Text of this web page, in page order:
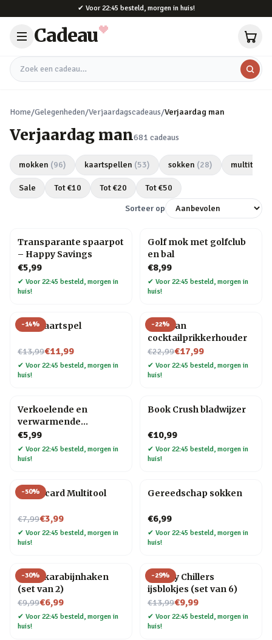
✔ Voor 22:45 besteld, morgen in huis!
Cadeau
Zoek een cadeau
Home/Gelegenheden/Verjaardagscadeaus/Verjaardag man
Verjaardag man681 cadeaus
mokken (96) kaartspellen (53) sokken (28) multitools
Sale Tot €10 Tot €20 Tot €50
Sorteer op
Transparante spaarpot
– Happy Savings
€5,99
✔ Voor 22:45 besteld, morgen in
huis!
Golf mok met golfclub
en bal
€8,99
✔ Voor 22:45 besteld, morgen in
huis!
-14%
Bier kaartspel
€13,99
Nu voor€11,99
✔ Voor 22:45 besteld, morgen in
huis!
-22%
Pelikaan
cocktailprikkerhouder
€22,99
Nu voor€17,99
✔ Voor 22:45 besteld, morgen in
huis!
Verkoelende en
verwarmende
hoofdband
€5,99
✔ Voor 22:45 besteld, morgen in
huis!
Book Crush bladwijzer
€10,99
✔ Voor 22:45 besteld, morgen in
huis!
-50%
Creditcard Multitool
€7,99
Nu voor€3,99
✔ Voor 22:45 besteld, morgen in
huis!
Gereedschap sokken
€6,99
✔ Voor 22:45 besteld, morgen in
huis!
-30%
Hond karabijnhaken
(set van 2)
€9,99
Nu voor€6,99
✔ Voor 22:45 besteld, morgen in
huis!
-29%
Whisky Chillers
ijsblokjes (set van 6)
€13,99
Nu voor€9,99
✔ Voor 22:45 besteld, morgen in
huis!